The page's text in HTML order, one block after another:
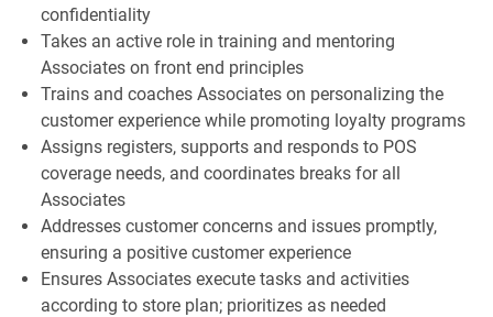
confidentiality
Takes an active role in training and mentoring
Associates on front end principles
Trains and coaches Associates on personalizing the
customer experience while promoting loyalty programs
Assigns registers, supports and responds to POS
coverage needs, and coordinates breaks for all
Associates
Addresses customer concerns and issues promptly,
ensuring a positive customer experience
Ensures Associates execute tasks and activities
according to store plan; prioritizes as needed